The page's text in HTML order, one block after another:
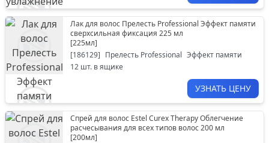
Лак для волос Прелесть Professional Эффект памяти
сверхсильная фиксация 225 мл
[225мл]
[186129] Прелесть Professional Эффект памяти
12 шт. в ящике
УЗНАТЬ ЦЕНУ
Спрей для волос Estel Curex Therapy Облегчение
расчесывания для всех типов волос 200 мл
[200мл]